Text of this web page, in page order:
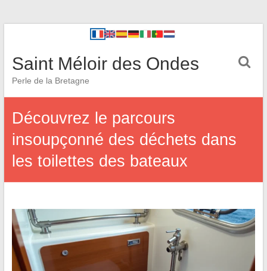
Saint Méloir des Ondes
Perle de la Bretagne
Découvrez le parcours
insoupçonné des déchets dans
les toilettes des bateaux